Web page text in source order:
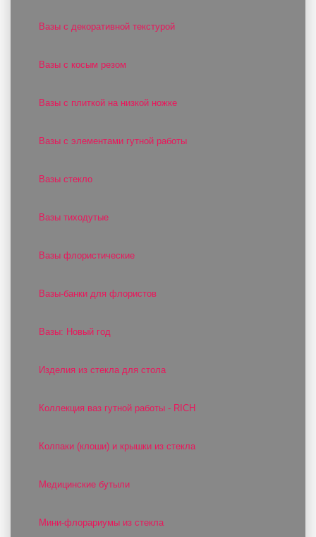
Вазы с декоративной текстурой
Вазы с косым резом
Вазы с плиткой на низкой ножке
Вазы с элементами гутной работы
Вазы стекло
Вазы тиходутые
Вазы флористические
Вазы-банки для флористов
Вазы: Новый год
Изделия из стекла для стола
Коллекция ваз гутной работы - RICH
Колпаки (клоши) и крышки из стекла
Медицинские бутыли
Мини-флорариумы из стекла